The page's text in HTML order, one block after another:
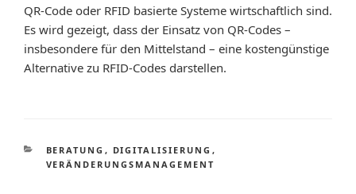
QR-Code oder RFID basierte Systeme wirtschaftlich sind.
Es wird gezeigt, dass der Einsatz von QR-Codes –
insbesondere für den Mittelstand – eine kostengünstige
Alternative zu RFID-Codes darstellen.
KATEGORIEN
BERATUNG , DIGITALISIERUNG ,
VERÄNDERUNGSMANAGEMENT